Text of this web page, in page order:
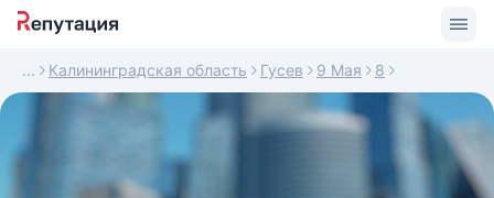
Калининградская область Гусев 9 Мая 8